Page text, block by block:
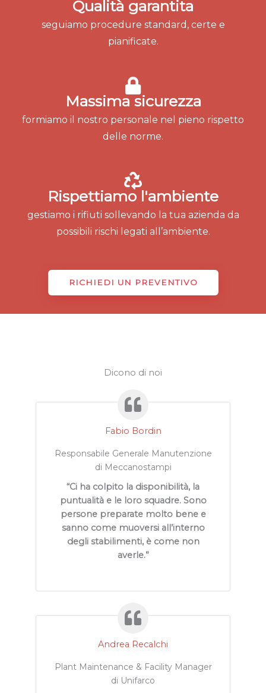
Qualità garantita
seguiamo procedure standard, certe e
pianificate.
Massima sicurezza
formiamo il nostro personale nel pieno rispetto
delle norme.
Rispettiamo l'ambiente
gestiamo i rifiuti sollevando la tua azienda da
possibili rischi legati all’ambiente.
RICHIEDI UN PREVENTIVO
Dicono di noi
Fabio Bordin
Responsabile Generale Manutenzione
di Meccanostampi
“Ci ha colpito la disponibilità, la
puntualità e le loro squadre. Sono
persone preparate molto bene e
sanno come muoversi all’interno
degli stabilimenti, è come non
averle.”
Andrea Recalchi
Plant Maintenance & Facility Manager
di Unifarco